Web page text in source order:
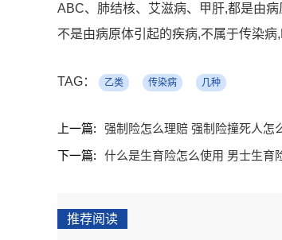
ABC、肺结核、艾滋病、甲肝,都是由
不是由病原体引起的疾病,不属于传染病
TAG： 乙类 传染病 几种
上一篇:
强制险怎么理赔 强制险撞死人怎
下一篇:
什么是生育险怎么使用 男士生育
推荐阅读